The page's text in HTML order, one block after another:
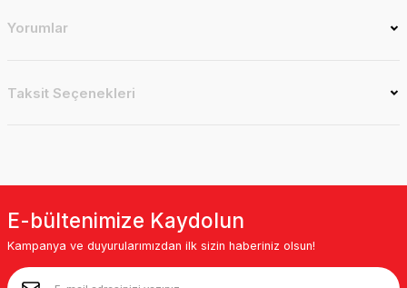
Yorumlar
Taksit Seçenekleri
E-bültenimize Kaydolun
Kampanya ve duyurularımızdan ilk sizin haberiniz olsun!